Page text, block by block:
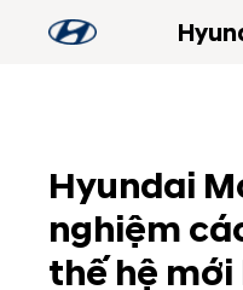
Hyundai
nghiệm
thế hệ mới